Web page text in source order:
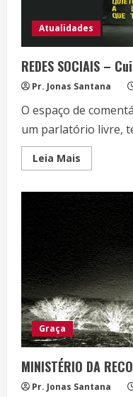
Atualidades
REDES SOCIAIS –
Pr. Jonas Santana
O espaço de
um parlatório livre,
Leia Mais
more
SOCIAIS
–
Cuidados
Graça
MINISTÉRIO DA
Pr. Jonas Santana